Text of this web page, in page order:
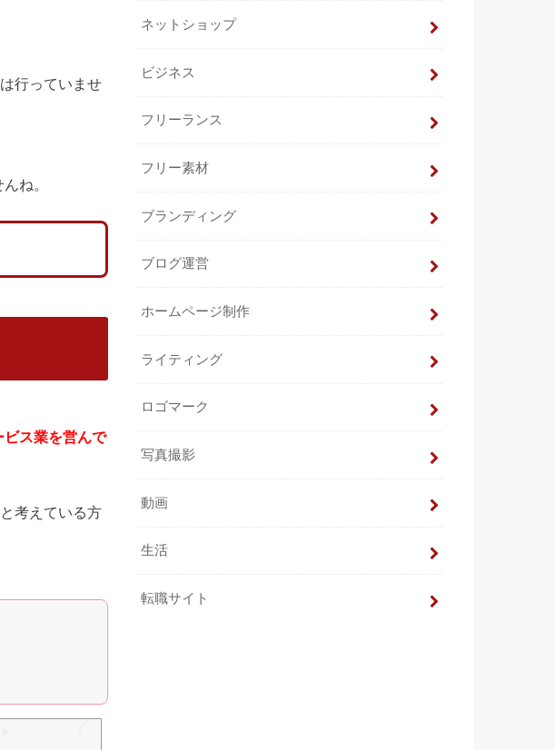
行っていませ
ね。
ス業を営んで
考えている方
ネットショップ
ビジネス
フリーランス
フリー素材
ブランディング
ブログ運営
ホームページ制作
ライティング
ロゴマーク
写真撮影
動画
生活
転職サイト